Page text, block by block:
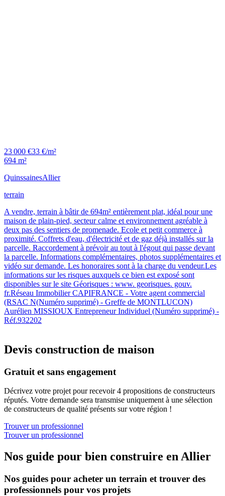
23 000 €33 €/m²
694 m²
QuinssainesAllier
terrain
A vendre, terrain à bâtir de 694m² entièrement plat, idéal pour une
maison de plain-pied, secteur calme et environnement agréable à
deux pas des sentiers de promenade. Ecole et petit commerce à
proximité. Coffrets d'eau, d'électricité et de gaz déjà installés sur la
parcelle. Raccordement à prévoir au tout à l'égout qui passe devant
la parcelle. Informations complémentaires, photos supplémentaires et
vidéo sur demande. Les honoraires sont à la charge du vendeur.Les
informations sur les risques auxquels ce bien est exposé sont
disponibles sur le site Géorisques : www. georisques. gouv.
fr.Réseau Immobilier CAPIFRANCE - Votre agent commercial
(RSAC N(Numéro supprimé) - Greffe de MONTLUCON)
Aurélien MISSIOUX Entrepreneur Individuel (Numéro supprimé) -
Réf.932202
Devis construction de maison
Gratuit et sans engagement
Décrivez votre projet pour recevoir 4 propositions de constructeurs
réputés. Votre demande sera transmise uniquement à une sélection
de constructeurs de qualité présents sur votre région !
Trouver un professionnel
Trouver un professionnel
Nos guide pour bien construire en Allier
Nos guides pour acheter un terrain et trouver des
professionnels pour vos projets